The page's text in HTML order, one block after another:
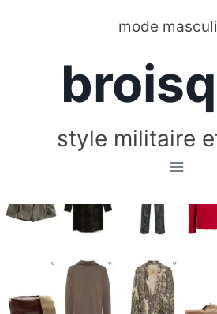
mode
style militaire